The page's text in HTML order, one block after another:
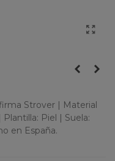
Strover | Material
Piel | Suela:
en España.